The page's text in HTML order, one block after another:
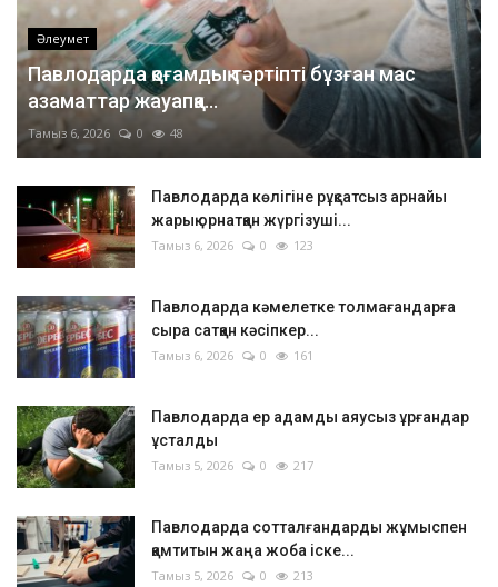
Әлеумет
Павлодарда қоғамдық тәртіпті бұзған мас
азаматтар жауапқа...
Тамыз 6, 2026 0 48
Павлодарда көлігіне рұқсатсыз арнайы
жарық орнатқан жүргізуші...
Тамыз 6, 2026 0 123
Павлодарда кәмелетке толмағандарға
сыра сатқан кәсіпкер...
Тамыз 6, 2026 0 161
Павлодарда ер адамды аяусыз ұрғандар
ұсталды
Тамыз 5, 2026 0 217
Павлодарда сотталғандарды жұмыспен
қамтитын жаңа жоба іске...
Тамыз 5, 2026 0 213